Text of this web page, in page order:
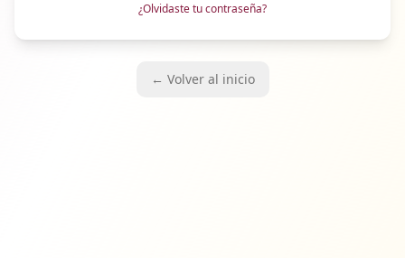
¿Olvidaste tu contraseña?
← Volver al inicio